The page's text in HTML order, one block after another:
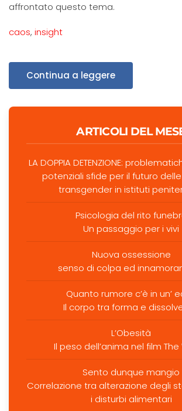
affrontato questo tema.
caos, insight
Continua a leggere
ARTICOLI DEL
LA DOPPIA DETENZIONE:
potenziali sfide per il futuro
transgender in istituti
Psicologia del rito
Un passaggio per i vivi
Nuova ossessione
senso di colpa ed
Quanto rumore c’è in un’
Il corpo tra forma e
L’Obesità
Il peso dell’anima nel film The
Sento dunque mangio
Correlazione tra alterazione degli
i disturbi alimentari